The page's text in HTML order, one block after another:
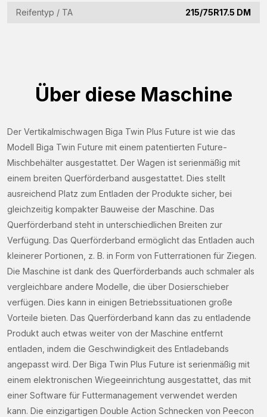
Reifentyp / TA 215/75R17.5 DM
Über diese Maschine
Der Vertikalmischwagen Biga Twin Plus Future ist wie das
Modell Biga Twin Future mit einem patentierten Future-
Mischbehälter ausgestattet. Der Wagen ist serienmäßig mit
einem breiten Querförderband ausgestattet. Dies stellt
ausreichend Platz zum Entladen der Produkte sicher, bei
gleichzeitig kompakter Bauweise der Maschine. Das
Querförderband steht in unterschiedlichen Breiten zur
Verfügung. Das Querförderband ermöglicht das Entladen auch
kleinerer Portionen, z. B. in Form von Futterrationen für Ziegen.
Die Maschine ist dank des Querförderbands auch schmaler als
vergleichbare andere Modelle, die über Dosierschieber
verfügen. Dies kann in einigen Betriebssituationen große
Vorteile bieten. Das Querförderband kann das zu entladende
Produkt auch etwas weiter von der Maschine entfernt
entladen, indem die Geschwindigkeit des Entladebands
angepasst wird. Der Biga Twin Plus Future ist serienmäßig mit
einem elektronischen Wiegeeinrichtung ausgestattet, das mit
einer Software für Futtermanagement verwendet werden
kann. Die einzigartigen Double Action Schnecken von Peecon
Name
Firmenname
(Required)
E-
Mail-
Adresse
(Required)
Telefon
(Required)
Land
(Required)
Woonplaats
(Required)
Vraag
(Required)
CAPTCHA